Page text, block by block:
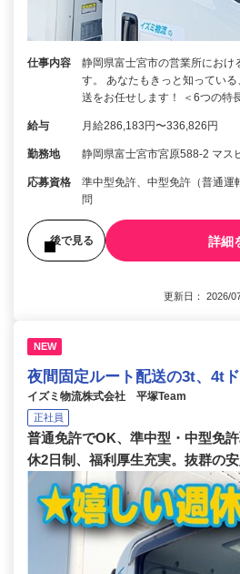
仕事内容
静岡県富士宮市の営業所におけ
す。 あなたもきっと知ってい
送をお任せします！ ＜6つの特
給与 月給286,183円〜336,826円
勤務地 静岡県富士宮市宮原588-2 マス
応募資格
準中型免許、中型免許（普通
問
後で見る 詳細
更新日： 2026/
NEW
夜間固定ルート配送の3t、4t
イズミ物流株式会社 平塚Team
正社員
普通免許でOK、準中型・中型免
休2日制、福利厚生充実。抜群の安